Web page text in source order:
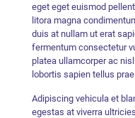
eget eget euismod
litora magna
duis at nullam ut erat
fermentum consectetur
platea ullamcorper ac
lobortis sapien tellus
Adipiscing vehicula et
egestas at viverra